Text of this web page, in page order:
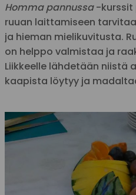
Homma pannussa-kurssit
ruuan laittamiseen
ja hieman mielikuvitusta.
on helppo valmistaa ja
Liikkeelle lähdetään niistä
kaapista löytyy ja